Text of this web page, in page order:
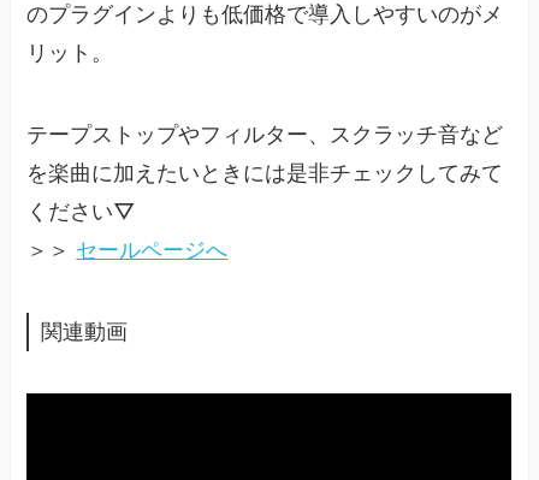
のプラグインよりも低価格で導入しやすいのがメ
リット。
テープストップやフィルター、スクラッチ音など
を楽曲に加えたいときには是非チェックしてみて
ください▽
＞＞ セールページへ
関連動画